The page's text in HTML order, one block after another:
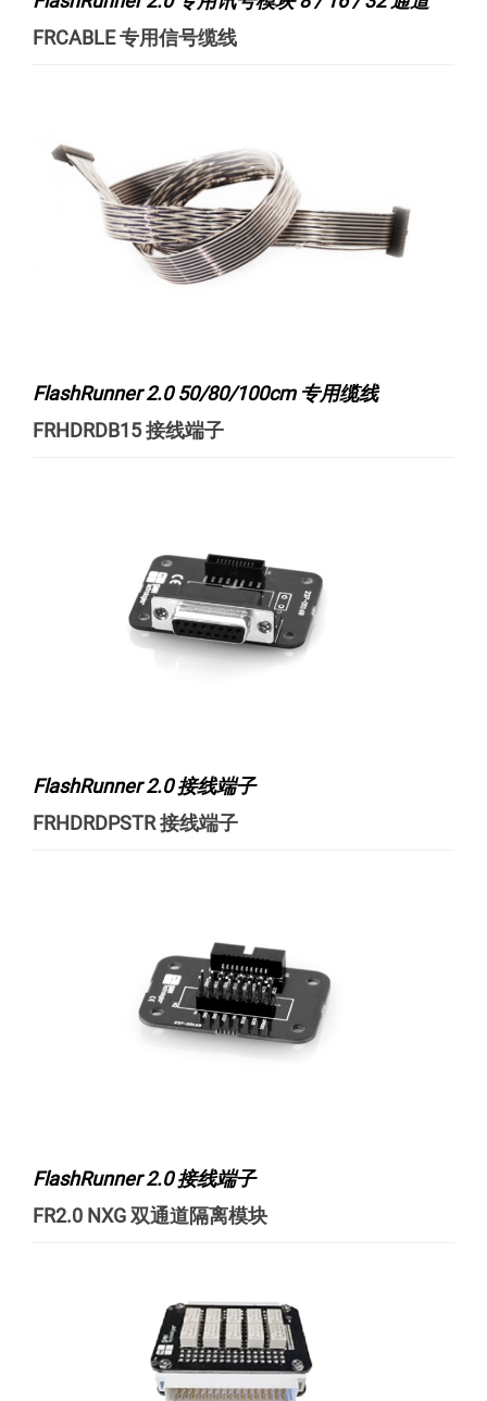
FRCABLE 专用信号缆线
FlashRunner 2.0 50/80/100cm 专用缆线
FRHDRDB15 接线端子
FlashRunner 2.0 接线端子
FRHDRDPSTR 接线端子
FlashRunner 2.0 接线端子
FR2.0 NXG 双通道隔离模块